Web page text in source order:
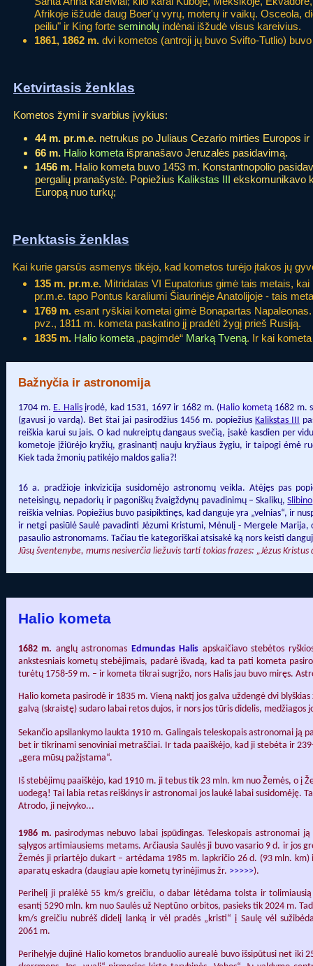
Afrikoje išžudė daug Boer'ų vyrų, moterų ir vaikų. Osceola,
peiliu" ir King forte seminolų indėnai išžudė visus kareivius.
1861, 1862 m. dvi kometos (antroji jų buvo Svifto-Tutlio)
Ketvirtasis ženklas
Kometos žymi ir svarbius įvykius:
44 m. pr.m.e. netrukus po Juliaus Cezario mirties Europos
66 m. Halio kometa išpranašavo Jeruzalės pasidavimą.
1456 m. Halio kometa buvo 1453 m. Konstantnopolio
pergalių pranašystė. Popiežius Kalikstas III ekskomunikavo
Europą nuo turkų;
Penktasis ženklas
Kai kurie garsūs asmenys tikėjo, kad kometos turėjo įtakos jų
135 m. pr.m.e. Mitridatas VI Eupatorius gimė tais metais,
pr.m.e. tapo Pontus karaliumi Šiaurinėje Anatolijoje - tais
1769 m. esant ryškiai kometai gimė Bonapartas
pvz., 1811 m. kometa paskatino jį pradėti žygį prieš Rusiją.
1835 m. Halio kometa „pagimdė“ Marką Tveną. Ir kai
Bažnyčia ir astronomija
1704 m. E. Halisįrodė, kad 1531, 1697 ir 1682 m. ( Halio kometą 1682 m.
(gavusi jo vardą). Bet štai jai pasirodžius 1456 m. popiežius Kalikstas III
reiškia karui su jais. O kad nukreiptų dangaus svečią, įsakė kasdien per
kometoje įžiūrėjo kryžių, grasinantį nauju kryžiaus žygiu, ir taipogi ėmė
Kiek tada žmonių patikėjo maldos galia?!
16 a. pradžioje inkvizicija susidomėjo astronomų veikla. Atėjęs pas
neteisingų, nepadorių ir pagoniškų žvaigždynų pavadinimų – Skalikų,Slibino
reiškia velnias. Popiežius buvo pasipiktinęs, kad danguje yra „velnias“, ir
ir netgi pasiūlė Saulė pavadinti Jėzumi Kristumi, Mėnulį - Mergele Marija,
pasaulio astronomams. Tačiau tie kategoriškai atsisakė ką nors keisti
Jūsų šventenybe, mums nesiverčia liežuvis tarti tokias frazes: „Jėzus
Halio kometa
1682 m. anglų astronomas Edmundas Halis apskaičiavo stebėtos
ankstesniais kometų stebėjimais, padarė išvadą, kad ta pati kometa
turėtų 1758-59 m. – ir kometa tikrai sugrįžo, nors Halis jau buvo miręs.
Halio kometa pasirodė ir 1835 m. Vieną naktį jos galva uždengė dvi
galvą (skraistę) sudaro labai retos dujos, ir nors jos tūris didelis, medžiagos
Sekančio apsilankymo laukta 1910 m. Galingais teleskopais astronomai ją
bet ir tikrinami senoviniai metraščiai. Ir tada paaiškėjo, kad ji stebėta ir
„gera mūsų pažįstama“.
Iš stebėjimų paaiškėjo, kad 1910 m. ji tebus tik 23 mln. km nuo Žemės, o į
uodegą! Tai labia retas reiškinys ir astronomai jos laukė labai susidomėję.
Atrodo, ji neįvyko...
1986 m. pasirodymas nebuvo labai įspūdingas. Teleskopais
sąlygos artimiausiems metams. Arčiausia Saulės ji buvo vasario 9 d. ir jos
Žemės ji priartėjo dukart – artėdama 1985 m. lapkričio 26 d. (93 mln.
aparatų eskadra (daugiau apie kometų tyrinėjimus žr. >>>>>).
Perihelį ji pralėkė 55 km/s greičiu, o dabar lėtėdama tolsta ir
esantį 5290 mln. km nuo Saulės už Neptūno orbitos, pasieks tik 2024 m.
km/s greičiu nubrėš didelį lanką ir vėl pradės „kristi“ į Saulę vėl
2061 m.
Perihelyje dujinė Halio kometos branduolio aurealė buvo išsipūtusi net iki